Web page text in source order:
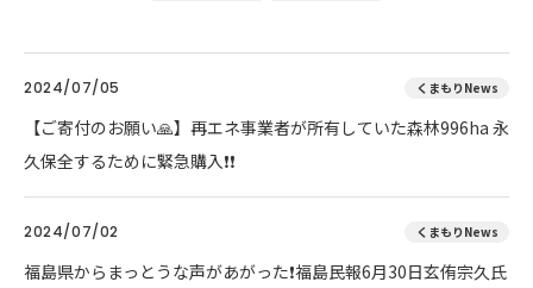
2024/07/05 くまもりNews
【ご寄付のお願い🙏】再エネ事業者が所有していた森林996ha 永
久保全するために緊急購入❗❗
2024/07/02 くまもりNews
福島県からまっとうな声があがった❗福島民報6月30日玄侑宗久氏